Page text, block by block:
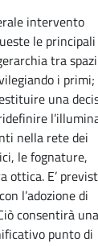
intervento
le principali
tra spazi
i primi;
una
nella rete dei
le fognature,
ottica. E’
l’adozione di
consentirà una
punto di